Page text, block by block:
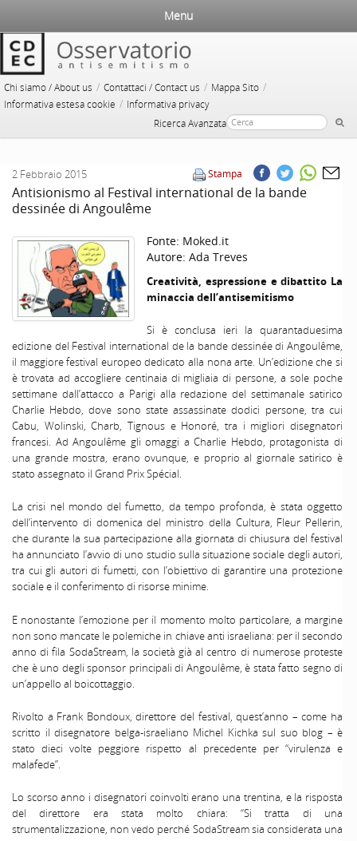
Chi siamo / About us / Contattaci / Contact us / Mappa Sito /
Informativa estesa cookie / Informativa privacy
Ricerca Avanzata
Menu
Stampa
2 Febbraio 2015
Antisionismo al Festival international de la bande
dessinée di Angoulême
Fonte: Moked.it
Autore: Ada Treves
Creatività, espressione e dibattito La
minaccia dell’antisemitismo
Si è conclusa ieri la quarantaduesima
edizione del Festival international de la bande dessinée di Angoulême,
il maggiore festival europeo dedicato alla nona arte. Un’edizione che si
è trovata ad accogliere centinaia di migliaia di persone, a sole poche
settimane dall’attacco a Parigi alla redazione del settimanale satirico
Charlie Hebdo, dove sono state assassinate dodici persone, tra cui
Cabu, Wolinski, Charb, Tignous e Honoré, tra i migliori disegnatori
francesi. Ad Angoulême gli omaggi a Charlie Hebdo, protagonista di
una grande mostra, erano ovunque, e proprio al giornale satirico è
stato assegnato il Grand Prix Spécial.
La crisi nel mondo del fumetto, da tempo profonda, è stata oggetto
dell’intervento di domenica del ministro della Cultura, Fleur Pellerin,
che durante la sua partecipazione alla giornata di chiusura del festival
ha annunciato l’avvio di uno studio sulla situazione sociale degli autori,
tra cui gli autori di fumetti, con l’obiettivo di garantire una protezione
sociale e il conferimento di risorse minime.
E nonostante l’emozione per il momento molto particolare, a margine
non sono mancate le polemiche in chiave anti israeliana: per il secondo
anno di fila SodaStream, la società già al centro di numerose proteste
che è uno degli sponsor principali di Angoulême, è stata fatto segno di
un’appello al boicottaggio.
Rivolto a Frank Bondoux, direttore del festival, quest’anno – come ha
scritto il disegnatore belga-israeliano Michel Kichka sul suo blog – è
stato dieci volte peggiore rispetto al precedente per “virulenza e
malafede”.
Lo scorso anno i disegnatori coinvolti erano una trentina, e la risposta
del direttore era stata molto chiara: “Si tratta di una
strumentalizzazione, non vedo perché SodaStream sia considerata una